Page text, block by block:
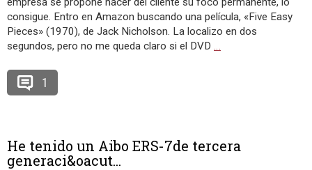
consigue. Entro en Amazon buscando una película, «Five Easy
Pieces» (1970), de Jack Nicholson. La localizo en dos
segundos, pero no me queda claro si el DVD …
1
He tenido un Aibo ERS-7de tercera
generaci&oacut...